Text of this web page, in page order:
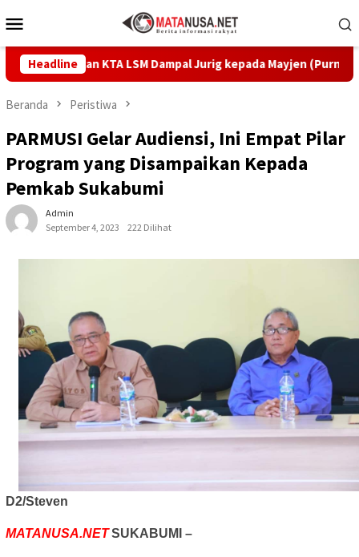
ke
Mobile
Headline
KTA LSM Dampal Jurig kepada Mayjen (Purn) Tatang
Beranda Peristiwa
PARMUSI Gelar Audiensi, Ini Empat Pilar
Program yang Disampaikan Kepada
Pemkab Sukabumi
Admin
September 4, 2023
222 Dilihat
D2/Steven
MATANUSA.NETSUKABUMI –